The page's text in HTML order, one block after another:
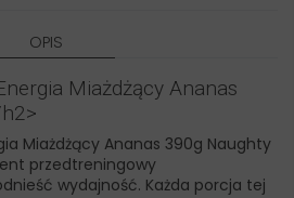
OPIS
Miażdżący Ananas
Miażdżący Ananas 390g Naughty
przedtreningowy
wydajność. Każda porcja tej